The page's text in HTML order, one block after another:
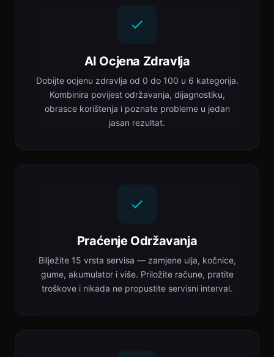
AI Ocjena Zdravlja
Dobijte ocjenu zdravlja od 0 do 100 u 6 kategorija.
Kombinira povijest održavanja, dijagnostiku,
obrasce korištenja i poznate probleme u jedan
jasan rezultat.
Praćenje Održavanja
Bilježite 15 vrsta servisa — zamjene ulja, kočnice,
gume, akumulator i više. Priložite račune, pratite
troškove i nikada ne propustite servisni interval.